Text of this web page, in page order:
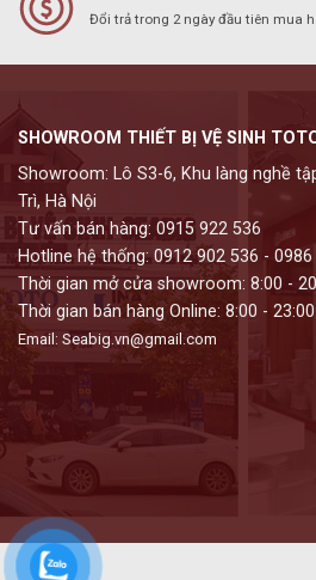
Đổi trả trong 2 ngày đầu tiên mua
SHOWROOM THIẾT BỊ VỆ SINH
Showroom: Lô S3-6, Khu làng nghề
Trì, Hà Nội
Tư vấn bán hàng: 0915 922 536
Hotline hệ thống: 0912 902 536 -
Thời gian mở cửa showroom: 8:00 -
Thời gian bán hàng Online: 8:00 - 23:00
Email: Seabig.vn@gmail.com